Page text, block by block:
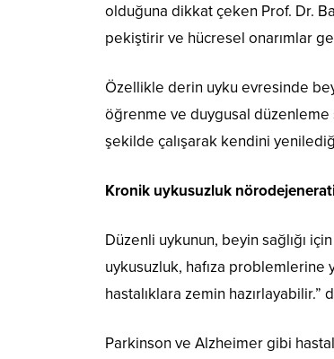
olduğuna dikkat çeken Prof. Dr.
pekiştirir ve hücresel onarımlar
Özellikle derin uyku evresinde
öğrenme ve duygusal düzenleme
şekilde çalışarak kendini
Kronik uykusuzluk
Düzenli uykunun, beyin sağlığı
uykusuzluk, hafıza
hastalıklara zemin hazırlayabilir.”
Parkinson ve Alzheimer gibi